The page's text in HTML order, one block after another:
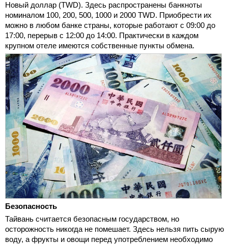
Новый доллар (TWD). Здесь распространены банкноты
номиналом 100, 200, 500, 1000 и 2000 TWD. Приобрести их
можно в любом банке страны, которые работают с 09:00 до
17:00, перерыв с 12:00 до 14:00. Практически в каждом
крупном отеле имеются собственные пункты обмена.
Безопасность
Тайвань считается безопасным государством, но
осторожность никогда не помешает. Здесь нельзя пить сырую
воду, а фрукты и овощи перед употреблением необходимо